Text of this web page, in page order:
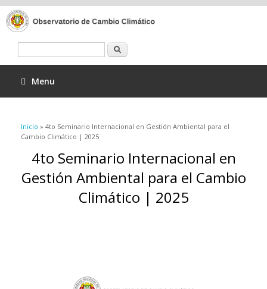
Menu
Se encuentra usted aquí
Inicio » 4to Seminario Internacional en Gestión Ambiental para el
Cambio Climático | 2025
4to Seminario Internacional en
Gestión Ambiental para el Cambio
Climático | 2025